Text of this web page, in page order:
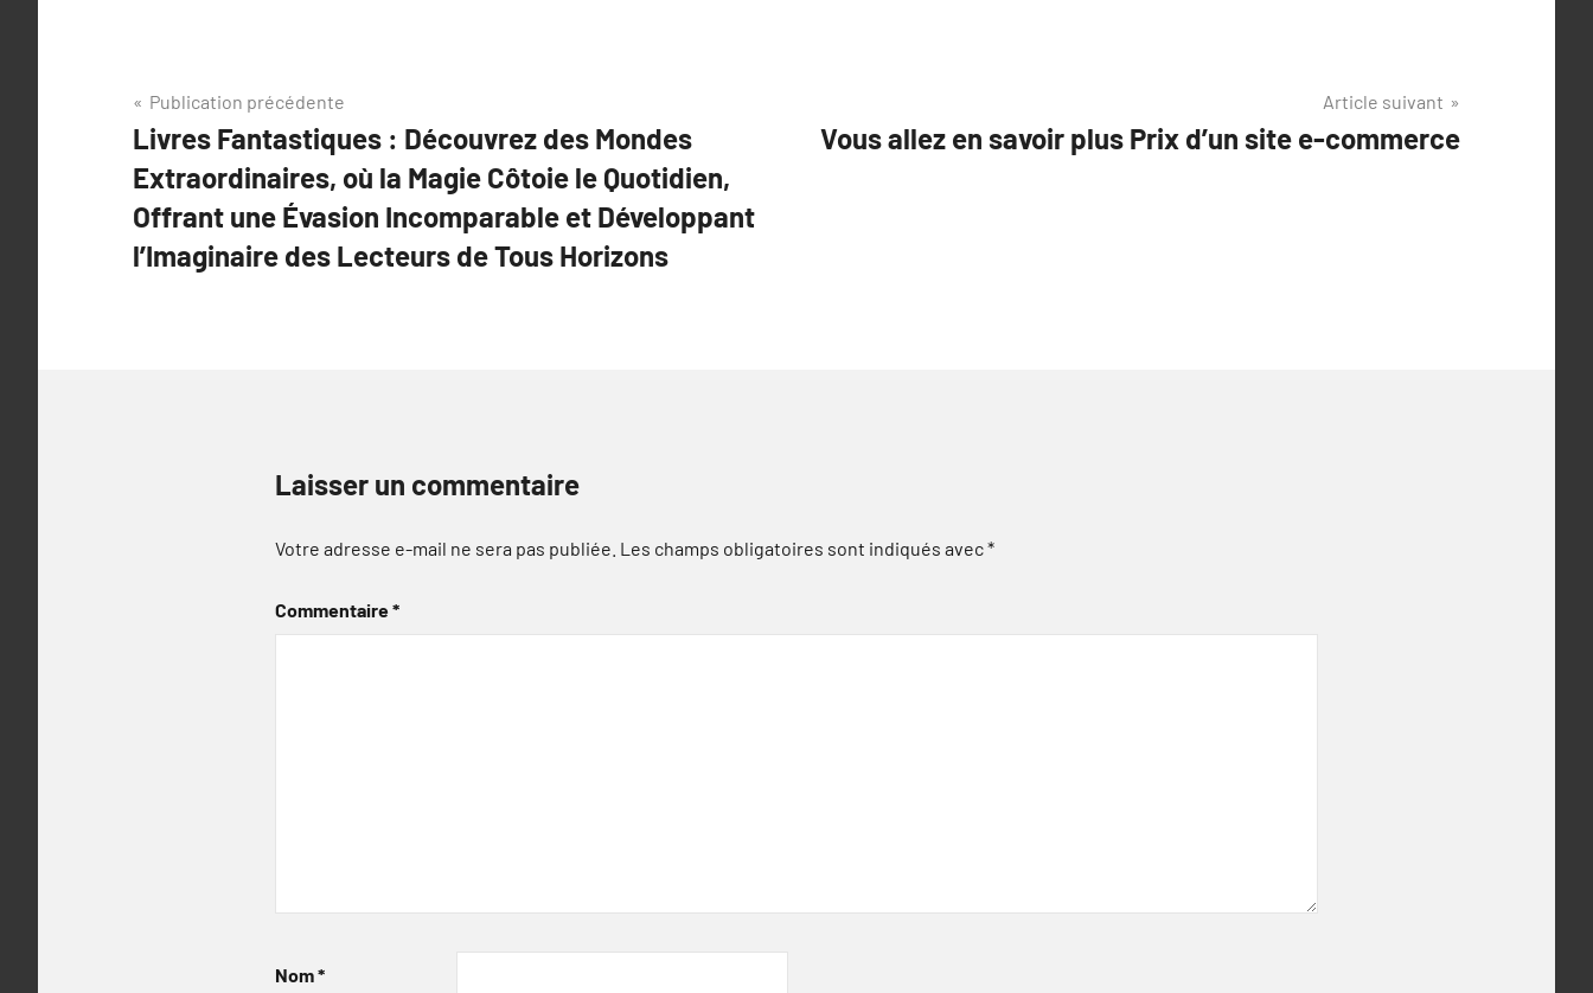
Navigation
de
l’article
Publication précédente
Livres Fantastiques : Découvrez des Mondes
Extraordinaires, où la Magie Côtoie le Quotidien,
Offrant une Évasion Incomparable et Développant
l’Imaginaire des Lecteurs de Tous Horizons
Article suivant
Vous allez en savoir plus Prix d’un site e-commerce
Laisser un commentaire
Votre adresse e-mail ne sera pas publiée. Les champs obligatoires sont indiqués avec*
Commentaire*
Nom*